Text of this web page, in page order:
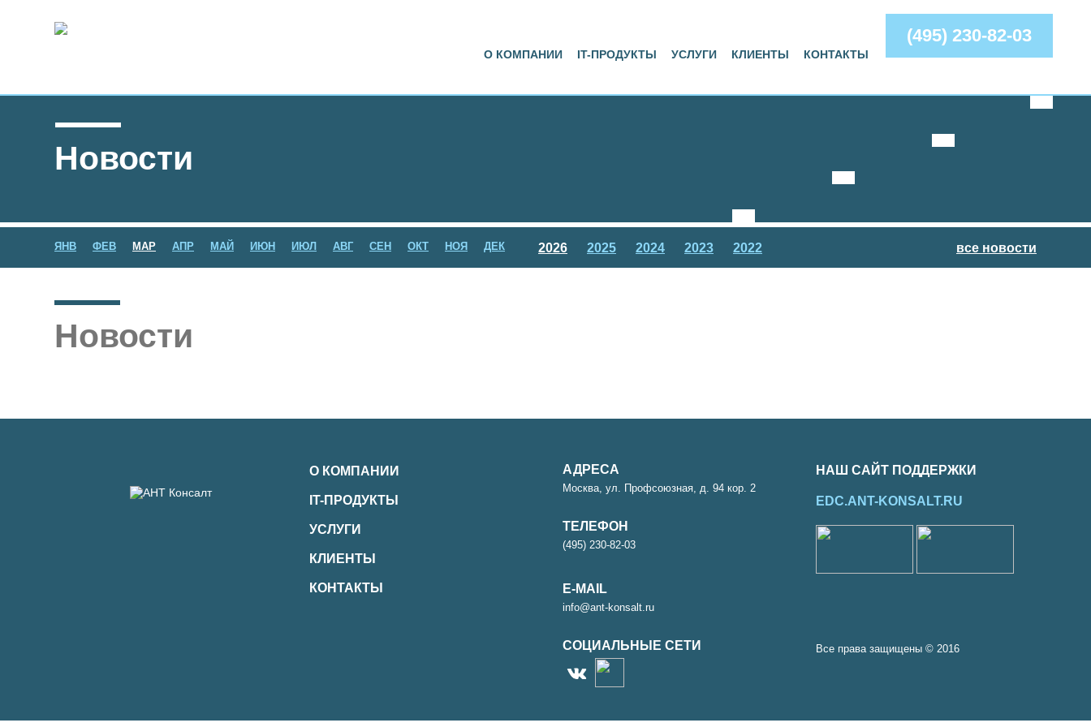
(495) 230-82-03
О КОМПАНИИ IT-ПРОДУКТЫ УСЛУГИ КЛИЕНТЫ КОНТАКТЫ
Новости
ЯНВ ФЕВ МАР АПР МАЙ ИЮН ИЮЛ АВГ СЕН ОКТ НОЯ ДЕК 2026 2025 2024 2023 2022 все новости
Новости
О КОМПАНИИ
IT-ПРОДУКТЫ
УСЛУГИ
КЛИЕНТЫ
КОНТАКТЫ
АДРЕСА
Москва, ул. Профсоюзная, д. 94 кор. 2
ТЕЛЕФОН
(495) 230-82-03
E-MAIL
info@ant-konsalt.ru
СОЦИАЛЬНЫЕ СЕТИ
НАШ САЙТ ПОДДЕРЖКИ
EDC.ANT-KONSALT.RU
Все права защищены © 2016